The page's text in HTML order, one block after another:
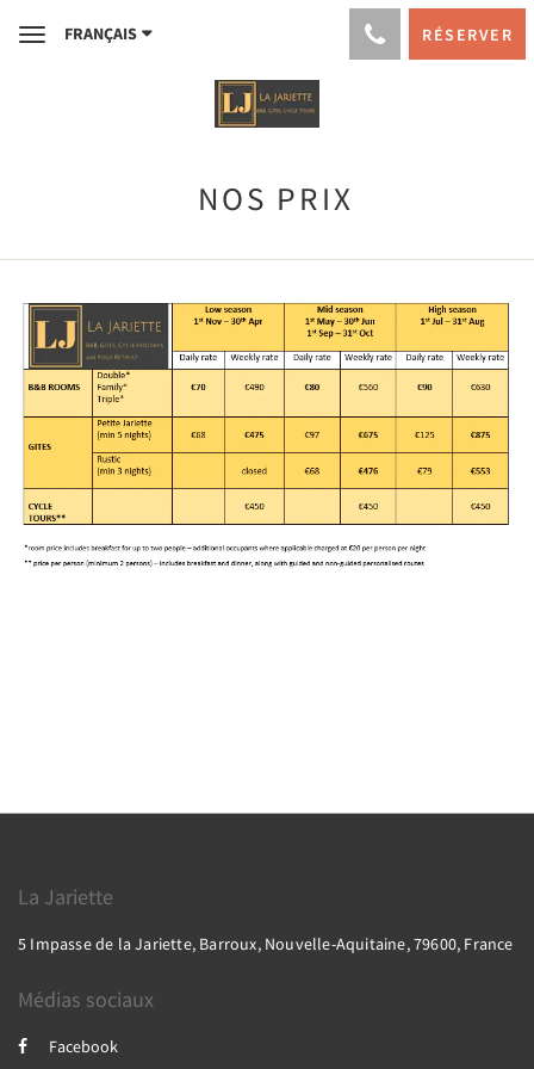
ToggleFRANÇAIS RÉSERVER
NOS PRIX
La Jariette
5 Impasse de la Jariette, Barroux, Nouvelle-Aquitaine, 79600, France
Médias sociaux
Facebook